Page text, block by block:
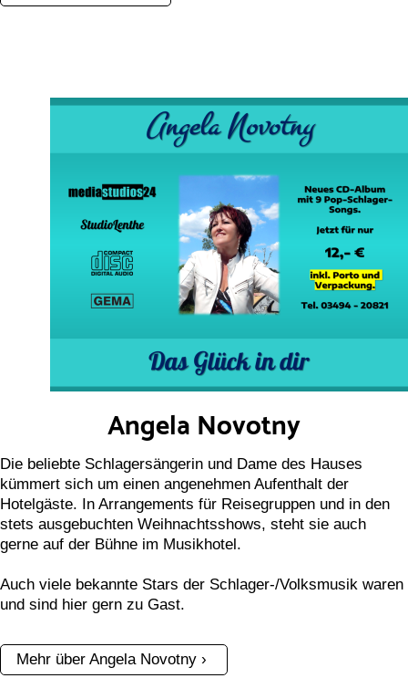
Angela Novotny
Die beliebte Schlagersängerin und Dame des Hauses
kümmert sich um einen angenehmen Aufenthalt der
Hotelgäste. In Arrangements für Reisegruppen und in den
stets ausgebuchten Weihnachtsshows, steht sie auch
gerne auf der Bühne im Musikhotel.
Auch viele bekannte Stars der Schlager-/Volksmusik waren
und sind hier gern zu Gast.
Mehr über Angela Novotny